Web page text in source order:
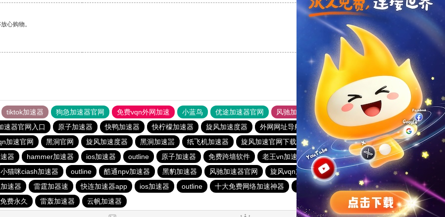
心购物。
支持
tiktok加速器 狗急加速器官网 免费vqn外网加速 小蓝鸟 优途加速器官网 风驰加速器
旋风加速器
速器官网入口 原子加速器 快鸭加速器 快柠檬加速器 旋风加速度器 外网网址导航 软件中心 雷霆加速
狂飙加速器
加速官网 黑洞官网 旋风加速度器 黑洞加速噐 纸飞机加速器 旋风加速官网下载 黑洞海外npv加速梯子
一元机场
器 hammer加速器 ios加速器 outline 原子加速器 免费跨墙软件 老王vn加速器 极光vqn官网
加速器黑洞
小猫咪ciash加速器 outline 酷通npv加速器 黑豹加速器 风驰加速器官网 旋风vqn加速 原子加速器app官方下载
outline
速器 雷霆加器速 快连加速器app ios加速器 outline 十大免费网络加速神器
快鸭加速器官网app
费永久 雷轰加速器 云帆加速器